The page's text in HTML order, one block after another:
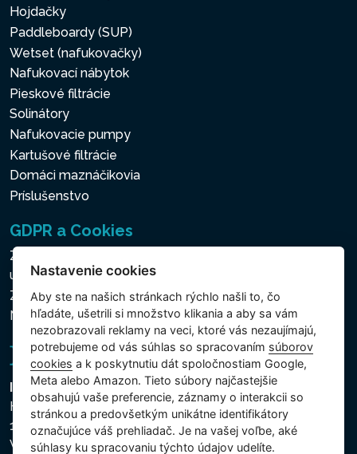
Hojdačky
Paddleboardy (SUP)
Wetset (nafukovačky)
Nafukovací nábytok
Pieskové filtrácie
Solinátory
Nafukovacie pumpy
Kartušové filtrácie
Domáci maznáčikovia
Príslušenstvo
GDPR a Cookies
Zásady ochrany osobných a ďalších spracovávaných
údajov
Zásady používania súborov cookies
Nastavenie cookies
Intex Trading, s.r.o.
Hradecká 2526/3
130 00 Praha 3
Vinohrady - Česká republika
Nastavenie cookies
Aby ste na našich stránkach rýchlo našli to, čo
hľadáte, ušetrili si množstvo klikania a aby sa vám
nezobrazovali reklamy na veci, ktoré vás nezaujímajú,
potrebujeme od vás súhlas so spracovaním súborov
cookies a k poskytnutiu dát spoločnostiam Google,
Meta alebo Amazon. Tieto súbory najčastejšie
obsahujú vaše preferencie, záznamy o interakcii so
stránkou a predovšetkým unikátne identifikátory
označujúce váš prehliadač. Je na vašej voľbe, aké
súhlasy ku spracovaniu týchto údajov udelíte.